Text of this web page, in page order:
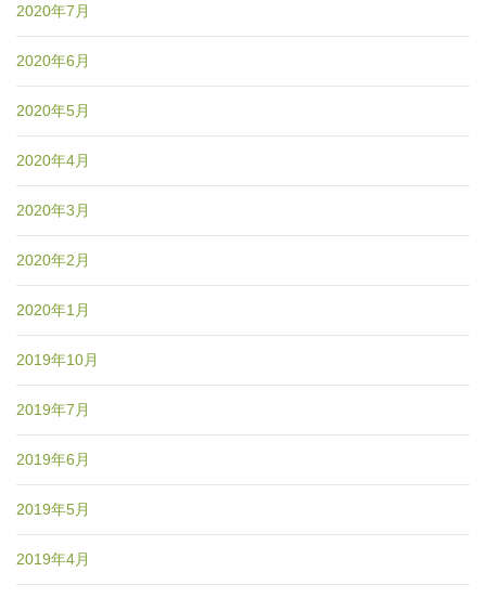
2020年7月
2020年6月
2020年5月
2020年4月
2020年3月
2020年2月
2020年1月
2019年10月
2019年7月
2019年6月
2019年5月
2019年4月